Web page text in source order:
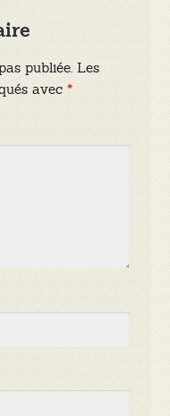
publiée. Les
avec*